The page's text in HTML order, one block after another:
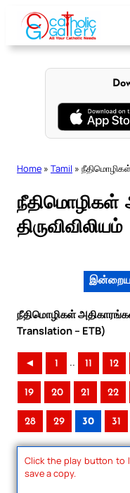
content
Home » Tamil » நீதிமொழிகள்
நீதிமொழிகள்
திருவிவிலியம்
இன்றைய
நீதிமொழிகள்
Translation – ETB)
◄ 1 .. 11 12
19 20 21 22
28 29 30 31
Click the play button to
save a copy.